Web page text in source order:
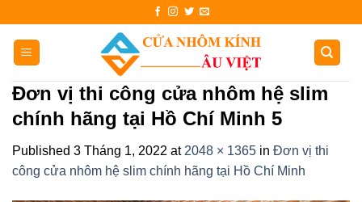
content
Đơn vị thi công cửa nhôm hệ slim
chính hãng tại Hồ Chí Minh 5
Published 3 Tháng 1, 2022 at 2048 × 1365 in Đơn vị thi
công cửa nhôm hệ slim chính hãng tại Hồ Chí Minh